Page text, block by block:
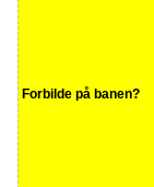
Forbilde på banen?